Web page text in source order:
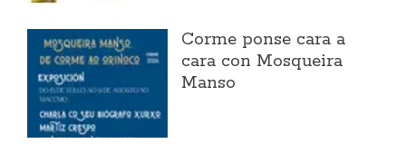
Corme ponse cara a
cara con Mosqueira
Manso